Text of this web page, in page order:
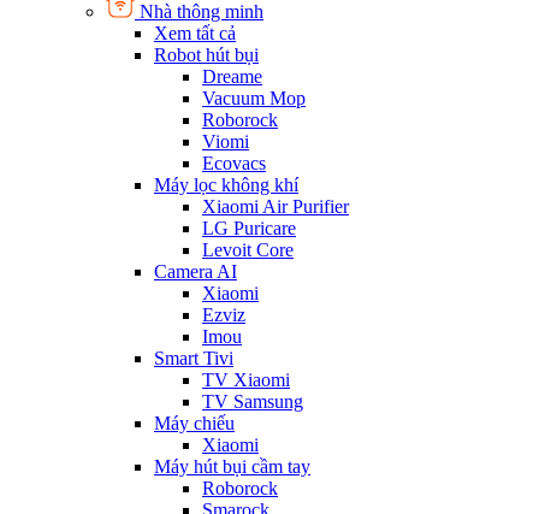
Nhà thông minh
Xem tất cả
Robot hút bụi
Dreame
Vacuum Mop
Roborock
Viomi
Ecovacs
Máy lọc không khí
Xiaomi Air Purifier
LG Puricare
Levoit Core
Camera AI
Xiaomi
Ezviz
Imou
Smart Tivi
TV Xiaomi
TV Samsung
Máy chiếu
Xiaomi
Máy hút bụi cầm tay
Roborock
Smarock